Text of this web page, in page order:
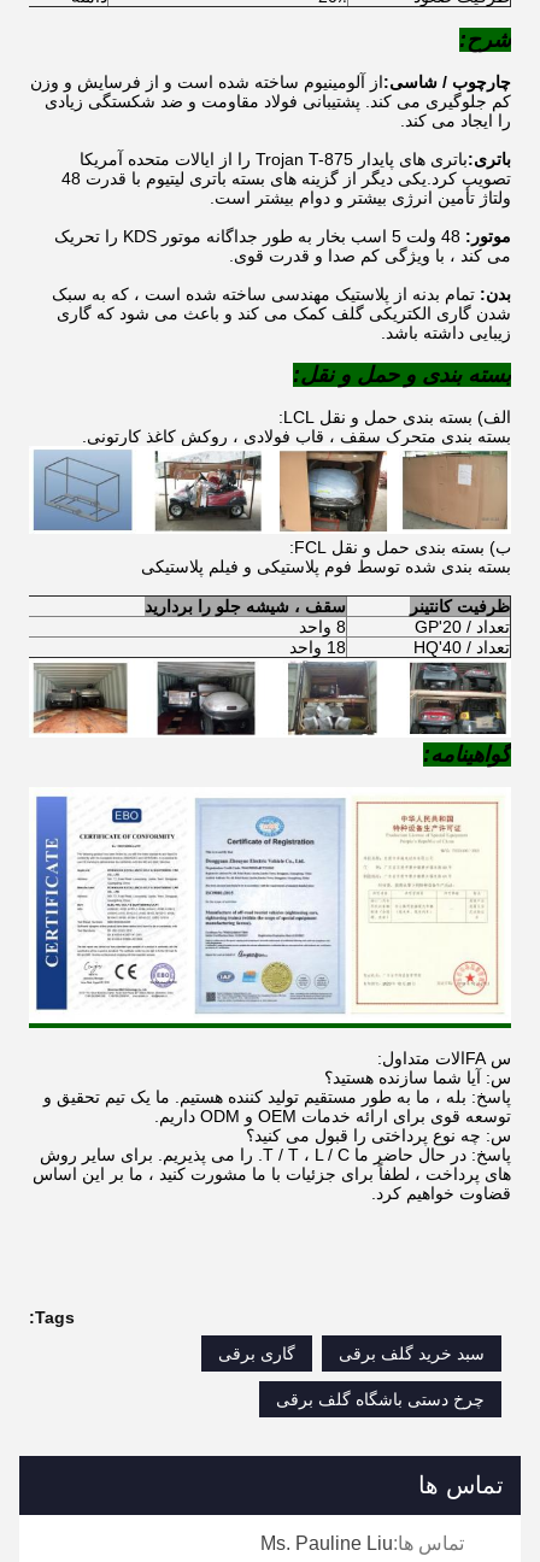
شرح:
چارچوب / شاسی:از آلومینیوم ساخته شده است و از فرسایش و وزن
کم جلوگیری می کند. پشتیبانی فولاد مقاومت و ضد شکستگی زیادی
را ایجاد می کند.
باتری:
باتری های پایدار Trojan T-875 را از ایالات متحده آمریکا
تصویب کرد.یکی دیگر از گزینه های بسته باتری لیتیوم با قدرت 48
ولتاژ تأمین انرژی بیشتر و دوام بیشتر است.
موتور:
48 ولت 5 اسب بخار به طور جداگانه موتور KDS را تحریک
می کند ، با ویژگی کم صدا و قدرت قوی.
بدن: تمام بدنه از پلاستیک مهندسی ساخته شده است ، که به سبک
شدن گاری الکتریکی گلف کمک می کند و باعث می شود که گاری
زیبایی داشته باشد.
بسته بندی و حمل و نقل:
الف) بسته بندی حمل و نقل LCL:
بسته بندی متحرک سقف ، قاب فولادی ، روکش کاغذ کارتونی.
ب) بسته بندی حمل و نقل FCL:
بسته بندی شده توسط فوم پلاستیکی و فیلم پلاستیکی
ظرفیت کانتینر سقف ، شیشه جلو را بردارید
تعداد / 20'GP
8 واحد
تعداد / 40'HQ
18 واحد
گواهینامه:
س FAالات متداول:
س: آیا شما سازنده هستید؟
پاسخ: بله ، ما به طور مستقیم تولید کننده هستیم. ما یک تیم تحقیق و
توسعه قوی برای ارائه خدمات OEM و ODM داریم.
س: چه نوع پرداختی را قبول می کنید؟
پاسخ: در حال حاضر ما T / T ، L / C. را می پذیریم. برای سایر روش
های پرداخت ، لطفاً برای جزئیات با ما مشورت کنید ، ما بر این اساس
قضاوت خواهیم کرد.
Tags:
سبد خرید گلف برقی
گاری برقی
چرخ دستی باشگاه گلف برقی
تماس ها
تماس ها:Ms. Pauline Liu